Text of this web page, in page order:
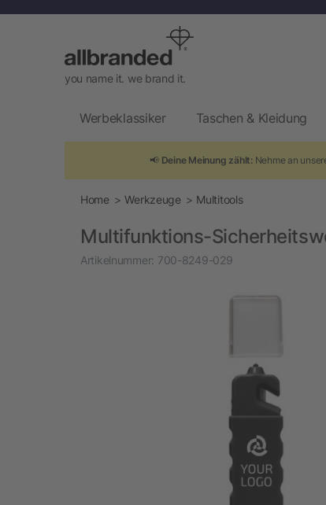
you name it. we brand it.
Werbeklassiker Taschen & Kleidung
📢 Deine Meinung zählt: Nehme an
Home Werkzeuge Multitools
Multifunktions-
Artikelnummer: 700-8249-029